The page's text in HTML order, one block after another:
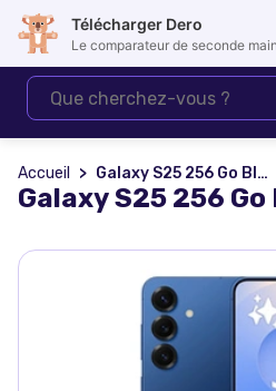
Accueil Galaxy S25 256 Go Bleu nuit
Galaxy S25 256
Télécharger Dero
Le comparateur de seconde main